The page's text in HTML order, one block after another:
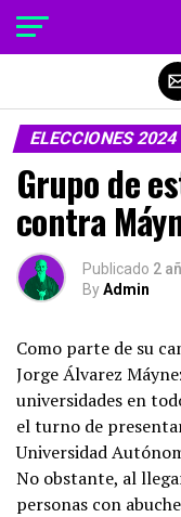
ELECCIONES 2024
Grupo de
contra
Publicado 2
ByAdmin
Como parte de su
Jorge Álvarez
universidades en
el turno de
Universidad
No obstante, al
personas con